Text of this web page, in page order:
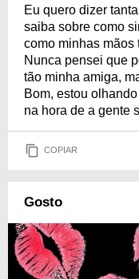
Eu quero dizer
saiba sobre como
como minhas mãos
Nunca pensei que
tão minha amiga,
Bom, estou
na hora de a gente
COPIAR
Gosto